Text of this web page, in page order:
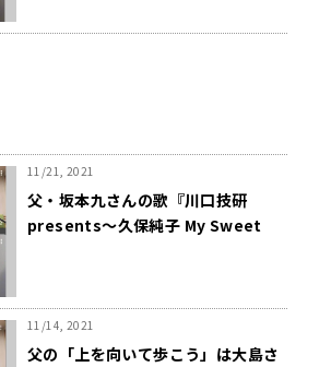
11/21, 2021
父・坂本九さんの歌『川口技研
presents～久保純子 My Sweet
11/14, 2021
父の「上を向いて歩こう」は大島さ